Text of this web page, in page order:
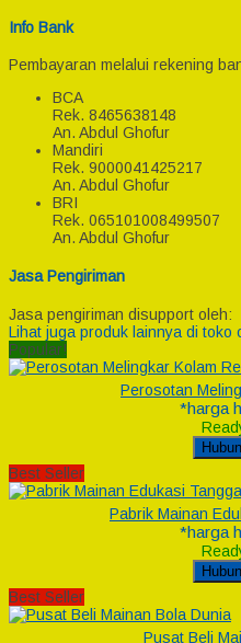
Info Bank
Pembayaran melalui rekening
BCA
Rek. 8465638148
An. Abdul Ghofur
Mandiri
Rek. 9000041425217
An. Abdul Ghofur
BRI
Rek. 065101008499507
An. Abdul Ghofur
Jasa Pengiriman
Jasa pengiriman disupport oleh:
Lihat juga produk lainnya di toko
Popular!
Perosotan
*harga
Best Seller
Pabrik Mainan
*harga
Best Seller
Pusat Beli